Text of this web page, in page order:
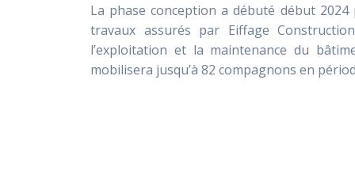
La phase conception a débuté début
travaux assurés par Eiffage
l’exploitation et la maintenance du
mobilisera jusqu’à 82 compagnons en